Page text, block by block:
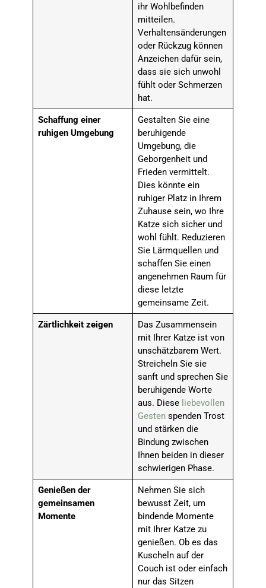
ihr Wohlbefinden
mitteilen.
Verhaltensänderungen
oder Rückzug können
Anzeichen dafür sein,
dass sie sich unwohl
fühlt oder Schmerzen
hat.
Schaffung einer
ruhigen Umgebung
Gestalten Sie eine
beruhigende
Umgebung, die
Geborgenheit und
Frieden vermittelt.
Dies könnte ein
ruhiger Platz in Ihrem
Zuhause sein, wo Ihre
Katze sich sicher und
wohl fühlt. Reduzieren
Sie Lärmquellen und
schaffen Sie einen
angenehmen Raum für
diese letzte
gemeinsame Zeit.
Zärtlichkeit zeigen
Das Zusammensein
mit Ihrer Katze ist von
unschätzbarem Wert.
Streicheln Sie sie
sanft und sprechen Sie
beruhigende Worte
aus. Diese liebevollen
Gestenspenden Trost
und stärken die
Bindung zwischen
Ihnen beiden in dieser
schwierigen Phase.
Genießen der
gemeinsamen
Momente
Nehmen Sie sich
bewusst Zeit, um
bindende Momente
mit Ihrer Katze zu
genießen. Ob es das
Kuscheln auf der
Couch ist oder einfach
nur das Sitzen